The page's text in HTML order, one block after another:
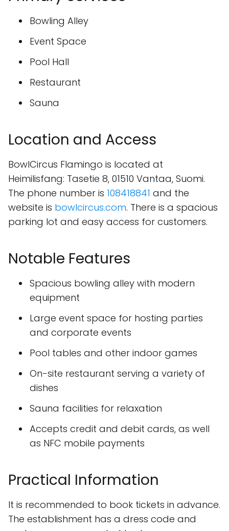
Bowling Alley
Event Space
Pool Hall
Restaurant
Sauna
Location and Access
BowlCircus Flamingo is located at
Heimilisfang: Tasetie 8, 01510 Vantaa, Suomi.
The phone number is 108418841 and the
website is bowlcircus.com. There is a spacious
parking lot and easy access for customers.
Notable Features
Spacious bowling alley with modern
equipment
Large event space for hosting parties
and corporate events
Pool tables and other indoor games
On-site restaurant serving a variety of
dishes
Sauna facilities for relaxation
Accepts credit and debit cards, as well
as NFC mobile payments
Practical Information
It is recommended to book tickets in advance.
The establishment has a dress code and